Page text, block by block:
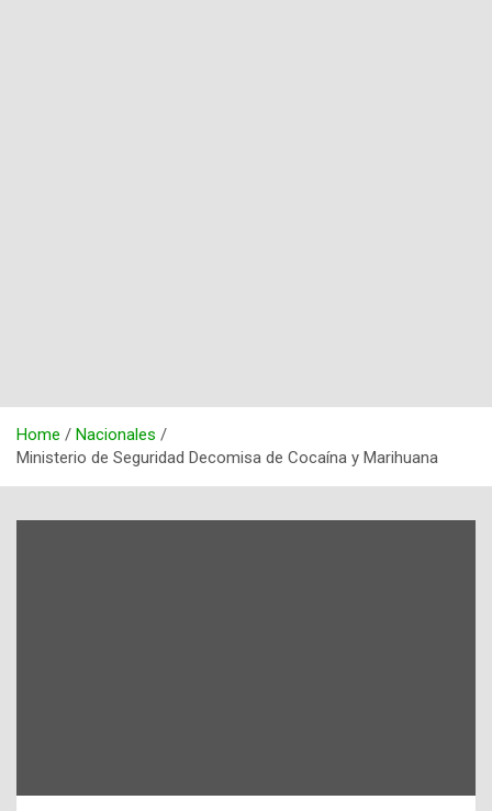
Home
Nacionales
Ministerio de Seguridad Decomisa de Cocaína y Marihuana